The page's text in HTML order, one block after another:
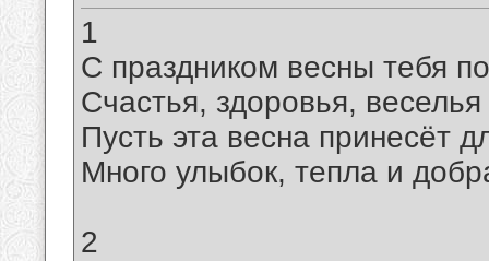
1
С праздником весны тебя
Счастья, здоровья,
Пусть эта весна принесёт
Много улыбок, тепла и
2